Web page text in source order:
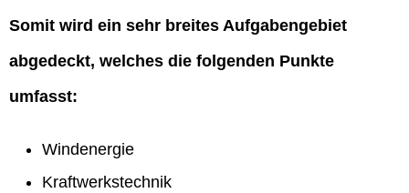
Somit wird ein sehr breites Aufgabengebiet
abgedeckt, welches die folgenden Punkte
umfasst:
Windenergie
Kraftwerkstechnik